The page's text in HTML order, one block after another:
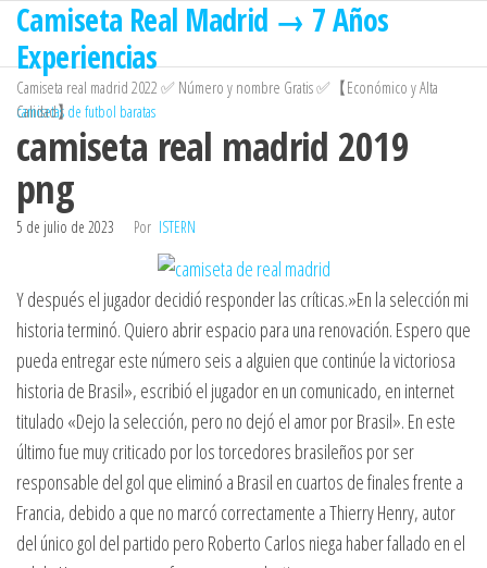
Saltar
contenido
Camiseta Real Madrid → 7 Años
Experiencias
Camiseta real madrid 2022 ✅ Número y nombre Gratis ✅【Económico y Alta
Calidad】
camisetas de futbol baratas
camiseta real madrid 2019
png
5 de julio de 2023 Por ISTERN
Y después el jugador decidió responder las críticas.»En la selección mi
historia terminó. Quiero abrir espacio para una renovación. Espero que
pueda entregar este número seis a alguien que continúe la victoriosa
historia de Brasil», escribió el jugador en un comunicado, en internet
titulado «Dejo la selección, pero no dejó el amor por Brasil». En este
último fue muy criticado por los torcedores brasileños por ser
responsable del gol que eliminó a Brasil en cuartos de finales frente a
Francia, debido a que no marcó correctamente a Thierry Henry, autor
del único gol del partido pero Roberto Carlos niega haber fallado en el